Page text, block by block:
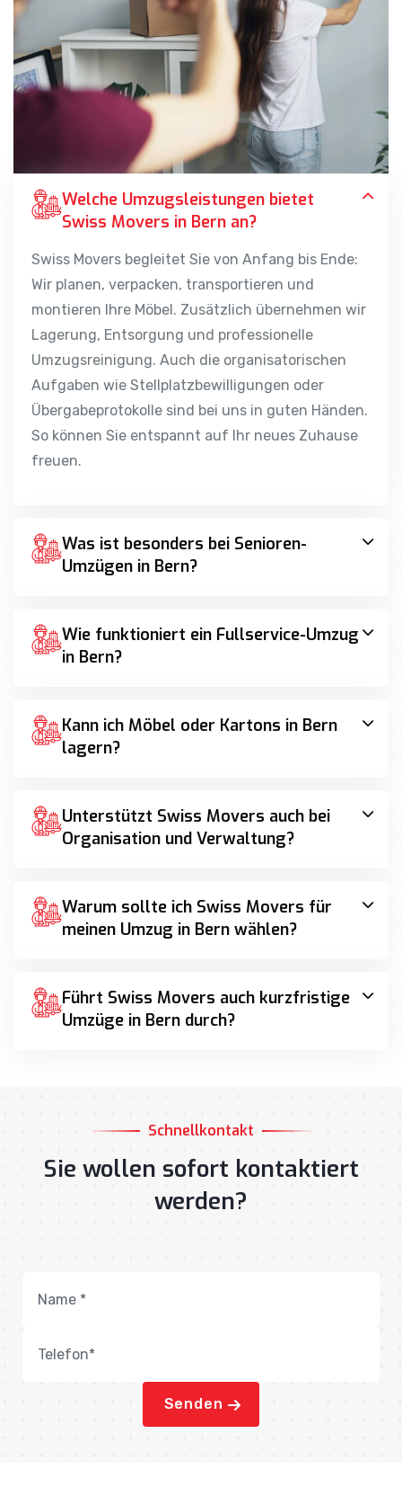
Welche Umzugsleistungen bietet
Swiss Movers in Bern an?
Swiss Movers begleitet Sie von Anfang bis Ende:
Wir planen, verpacken, transportieren und
montieren Ihre Möbel. Zusätzlich übernehmen wir
Lagerung, Entsorgung und professionelle
Umzugsreinigung. Auch die organisatorischen
Aufgaben wie Stellplatzbewilligungen oder
Übergabeprotokolle sind bei uns in guten Händen.
So können Sie entspannt auf Ihr neues Zuhause
freuen.
Was ist besonders bei Senioren-
Umzügen in Bern?
Wie funktioniert ein Fullservice-Umzug
in Bern?
Kann ich Möbel oder Kartons in Bern
lagern?
Unterstützt Swiss Movers auch bei
Organisation und Verwaltung?
Warum sollte ich Swiss Movers für
meinen Umzug in Bern wählen?
Führt Swiss Movers auch kurzfristige
Umzüge in Bern durch?
Schnellkontakt
Sie wollen sofort kontaktiert
werden?
Senden